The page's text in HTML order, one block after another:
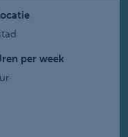
per week